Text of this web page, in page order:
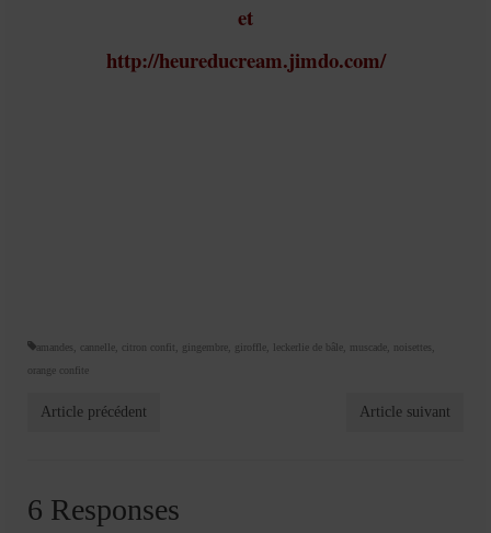
et
http://heureducream.jimdo.com/
amandes cannelle citron confit gingembre giroffle leckerlie de bâle muscade noisettes
orange confite
Article précédent Article suivant
6 Responses